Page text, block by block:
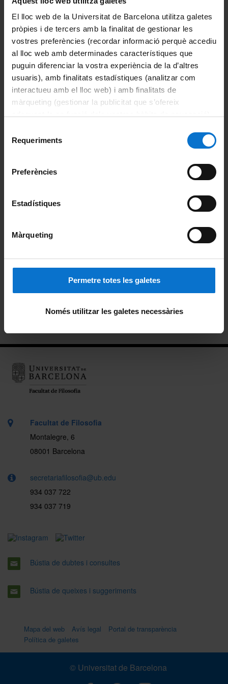
El lloc web de la Universitat de Barcelona utilitza galetes
pròpies i de tercers amb la finalitat de gestionar les
vostres preferències (recordar informació perquè accediu
al lloc web amb determinades característiques que
puguin diferenciar la vostra experiència de la d’altres
usuaris), amb finalitats estadístiques (analitzar com
interactueu amb el lloc web) i amb finalitats de
màrqueting (gestionar la publicitat que s’ofereix
consultar laPolítica de galetes del lloc web de la
Requeriments
Preferències
Estadístiques
Màrqueting
Permetre totes les galetes
Només utilitzar les galetes necessàries
Informació del màster
Presentació
Mobilitat
Reconeixement de crèdits
Coordinació
Comparteix-ho:
Facultat de Filosofia
Montalegre, 6
08001 Barcelona
secretariafilosofia@ub.edu
934 037 722
934 037 719
Bústia de dubtes i consultes
Bústia de queixes i suggeriments
Mapa del web Avís legal
Portal de transparència
Política de galetes
© Universitat de Barcelona